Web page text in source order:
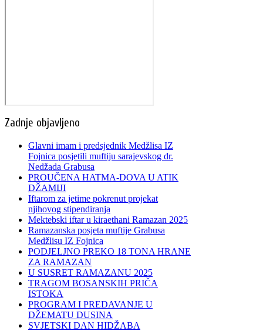
Zadnje objavljeno
Glavni imam i predsjednik Medžlisa IZ
Fojnica posjetili muftiju sarajevskog dr.
Nedžada Grabusa
PROUČENA HATMA-DOVA U ATIK
DŽAMIJI
Iftarom za jetime pokrenut projekat
njihovog stipendiranja
Mektebski iftar u kiraethani Ramazan 2025
Ramazanska posjeta muftije Grabusa
Medžlisu IZ Fojnica
PODJELJNO PREKO 18 TONA HRANE
ZA RAMAZAN
U SUSRET RAMAZANU 2025
TRAGOM BOSANSKIH PRIČA
ISTOKA
PROGRAM I PREDAVANJE U
DŽEMATU DUSINA
SVJETSKI DAN HIDŽABA